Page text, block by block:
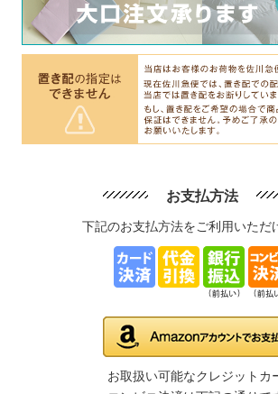
お支払方法
下記のお支払方法をご利用いただ
お取扱い可能なクレジットカ